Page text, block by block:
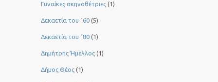
Γυναίκες σκηνοθέτριες (1)
Δεκαετία του ΄60 (5)
Δεκαετία του ΄80 (1)
Δημήτρης Ήμελλος (1)
Δήμος Θέος (1)